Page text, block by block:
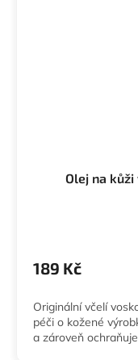
Olej na
189 Kč
Originální včelí
péči o kožené
a zároveň